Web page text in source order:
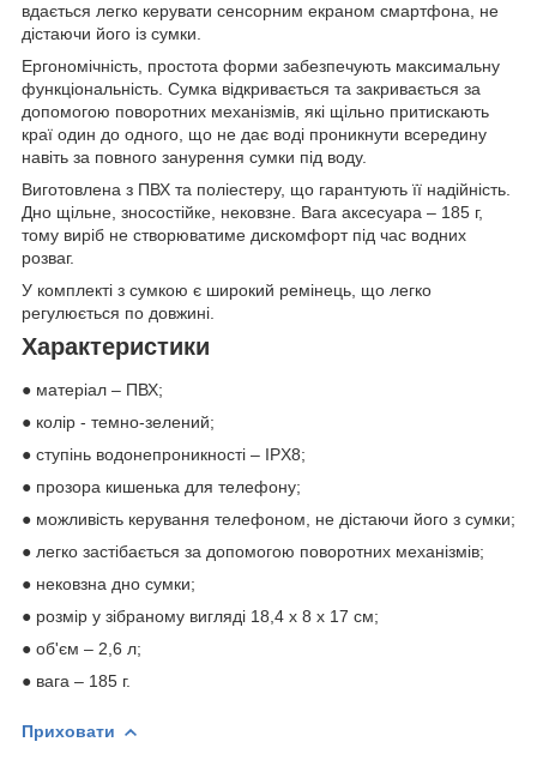
вдається легко керувати сенсорним екраном смартфона, не
дістаючи його із сумки.
Ергономічність, простота форми забезпечують максимальну
функціональність. Сумка відкривається та закривається за
допомогою поворотних механізмів, які щільно притискають
краї один до одного, що не дає воді проникнути всередину
навіть за повного занурення сумки під воду.
Виготовлена з ПВХ та поліестеру, що гарантують її надійність.
Дно щільне, зносостійке, нековзне. Вага аксесуара – 185 г,
тому виріб не створюватиме дискомфорт під час водних
розваг.
У комплекті з сумкою є широкий ремінець, що легко
регулюється по довжині.
Характеристики
● матеріал – ПВХ;
● колір - темно-зелений;
● ступінь водонепроникності – IPX8;
● прозора кишенька для телефону;
● можливість керування телефоном, не дістаючи його з сумки;
● легко застібається за допомогою поворотних механізмів;
● нековзна дно сумки;
● розмір у зібраному вигляді 18,4 х 8 х 17 см;
● об'єм – 2,6 л;
● вага – 185 г.
Приховати